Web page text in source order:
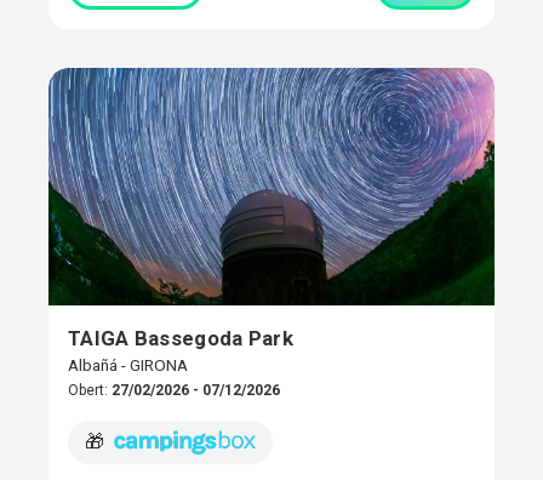
TAIGA Bassegoda Park
Albañá - GIRONA
Obert: 27/02/2026 - 07/12/2026
🎁